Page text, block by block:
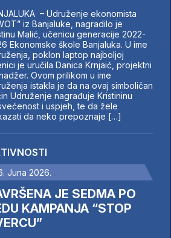
INTERVJU
SE
– Udruženje ekonomista
iz Banjaluke, nagradilo je
Malić, učenicu generacije 2022-
Ekonomske škole Banjaluka. U ime
poklon laptop najboljoj
je uručila Danica Krnjaić, projektni
Ovom prilikom u ime
istakla je da na ovaj simboličan
Udruženje nagrađuje Kristininu
i uspjeh, te da žele
da neko prepoznaje […]
Juna 2026.
JE SEDMA PO
KAMPANJA “STOP